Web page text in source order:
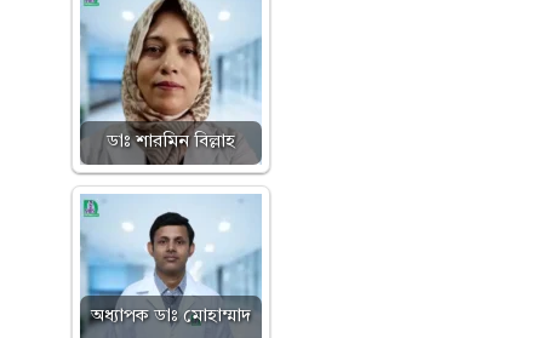
ডাঃ শারমিন বিল্লাহ
অধ্যাপক ডাঃ মোহাম্মাদ